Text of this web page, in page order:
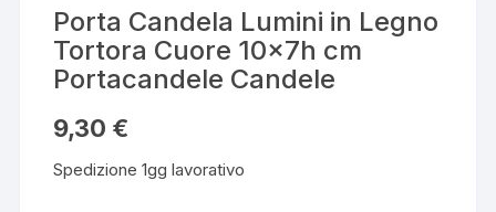
Porta Candela Lumini in Legno
Tortora Cuore 10x7h cm
Portacandele Candele
9,30 €
Spedizione 1gg lavorativo